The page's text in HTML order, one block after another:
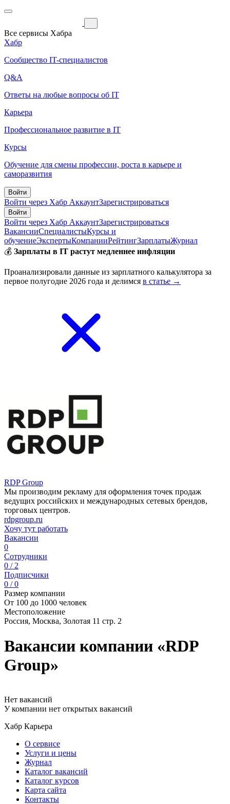
Все сервисы Хабра
Хабр
Сообщество IT-специалистов
Q&A
Ответы на любые вопросы об IT
Карьера
Профессиональное развитие в IT
Курсы
Обучение для смены профессии, роста в карьере и
саморазвития
Войти
Войти через Хабр АккаунтЗарегистрироваться
Войти
Войти через Хабр АккаунтЗарегистрироваться
ВакансииСпециалистыКурсы и
обучениеЭкспертыКомпанииРейтингЗарплатыЖурнал
💰 Зарплаты в IT растут медленнее инфляции
Проанализировали данные из зарплатного калькулятора за
первое полугодие 2026 года и делимся в статье →
RDP Group
Мы производим рекламу для оформления точек продаж
ведущих российских и международных сетевых брендов,
торговых центров.
rdpgroup.ru
Хочу тут работать
Вакансии
0
Сотрудники
0 / 2
Подписчики
0 / 0
Размер компании
От 100 до 1000 человек
Местоположение
Россия, Москва, Золотая 11 стр. 2
Вакансии компании «RDP
Group»
Нет вакансий
У компании нет открытых вакансий
Хабр Карьера
О сервисе
Услуги и цены
Журнал
Каталог вакансий
Каталог курсов
Карта сайта
Контакты